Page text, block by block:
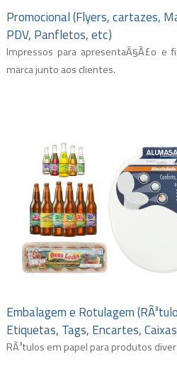
Promocional (Flyers, cartazes,
PDV, Panfletos, etc)
Impressos para apresentaÃ§Ã£o e
marca junto aos clientes.
Embalagem e Rotulagem
Etiquetas, Tags, Encartes,
RÃ³tulos em papel para produtos